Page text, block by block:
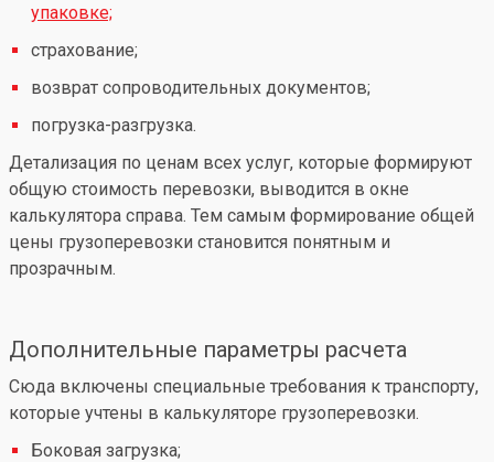
упаковке;
страхование;
возврат сопроводительных документов;
погрузка-разгрузка.
Детализация по ценам всех услуг, которые формируют
общую стоимость перевозки, выводится в окне
калькулятора справа. Тем самым формирование общей
цены грузоперевозки становится понятным и
прозрачным.
Дополнительные параметры расчета
Сюда включены специальные требования к транспорту,
которые учтены в калькуляторе грузоперевозки.
Боковая загрузка;